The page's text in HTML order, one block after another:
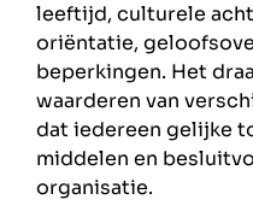
leeftijd, culturele
oriëntatie,
beperkingen. Het
waarderen van
dat iedereen gelijke
middelen en
organisatie.